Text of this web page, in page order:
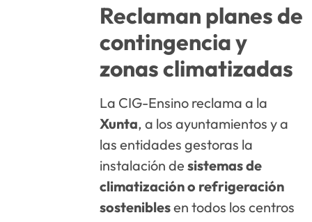
Reclaman planes de
contingencia y
zonas climatizadas
La CIG-Ensino reclama a la
Xunta, a los ayuntamientos y a
las entidades gestoras la
instalación desistemas de
climatización o refrigeración
sosteniblesen todos los centros